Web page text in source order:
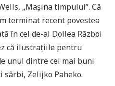
„Mașina timpului”. Că
terminat recent povestea
în cel de-al Doilea Război
că ilustrațiile pentru
unul dintre cei mai buni
Zelijko Paheko.